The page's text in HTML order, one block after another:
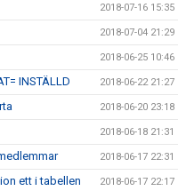
2018-07-16 15:35
2018-07-04 21:29
2018-06-25 10:46
INSTÄLLD 2018-06-22 21:27
2018-06-20 23:18
2018-06-18 21:31
2018-06-17 22:31
ett i tabellen 2018-06-17 22:17